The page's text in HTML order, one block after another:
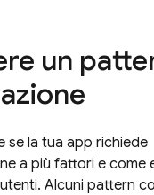
un
se la tua app richiede
a più fattori e come
Alcuni pattern